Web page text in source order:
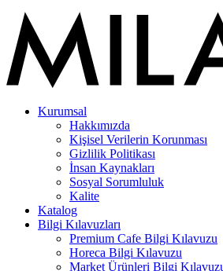
Kurumsal
Hakkımızda
Kişisel Verilerin Korunması
Gizlilik Politikası
İnsan Kaynakları
Sosyal Sorumluluk
Kalite
Katalog
Bilgi Kılavuzları
Premium Cafe Bilgi Kılavuzu
Horeca Bilgi Kılavuzu
Market Ürünleri Bilgi